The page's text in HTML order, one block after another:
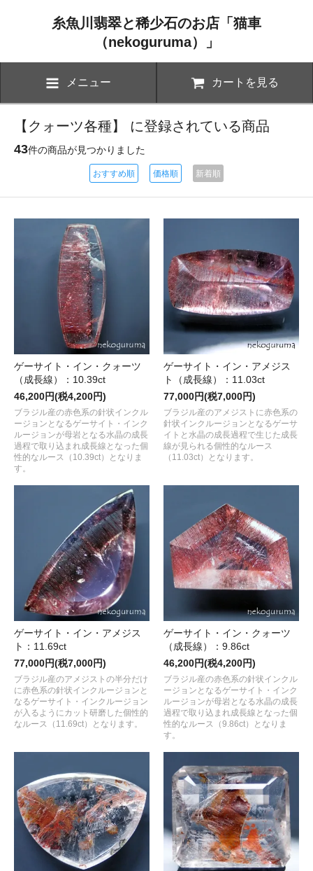
糸魚川翡翠と稀少石のお店「猫車
（nekoguruma）」
メニュー カートを見る
【クォーツ各種】 に登録されている商品
43件の商品が見つかりました
おすすめ順 価格順 新着順
ゲーサイト・イン・クォーツ
（成長線）：10.39ct
46,200円(税4,200円)
ブラジル産の赤色系の針状インクル
ージョンとなるゲーサイト・インク
ルージョンが母岩となる水晶の成長
過程で取り込まれ成長線となった個
性的なルース（10.39ct）となりま
す。
ゲーサイト・イン・アメジス
ト（成長線）：11.03ct
77,000円(税7,000円)
ブラジル産のアメジストに赤色系の
針状インクルージョンとなるゲーサ
イトと水晶の成長過程で生じた成長
線が見られる個性的なルース
（11.03ct）となります。
ゲーサイト・イン・アメジス
ト：11.69ct
77,000円(税7,000円)
ブラジル産のアメジストの半分だけ
に赤色系の針状インクルージョンと
なるゲーサイト・インクルージョン
が入るようにカット研磨した個性的
なルース（11.69ct）となります。
ゲーサイト・イン・クォーツ
（成長線）：9.86ct
46,200円(税4,200円)
ブラジル産の赤色系の針状インクル
ージョンとなるゲーサイト・インク
ルージョンが母岩となる水晶の成長
過程で取り込まれ成長線となった個
性的なルース（9.86ct）となりま
す。